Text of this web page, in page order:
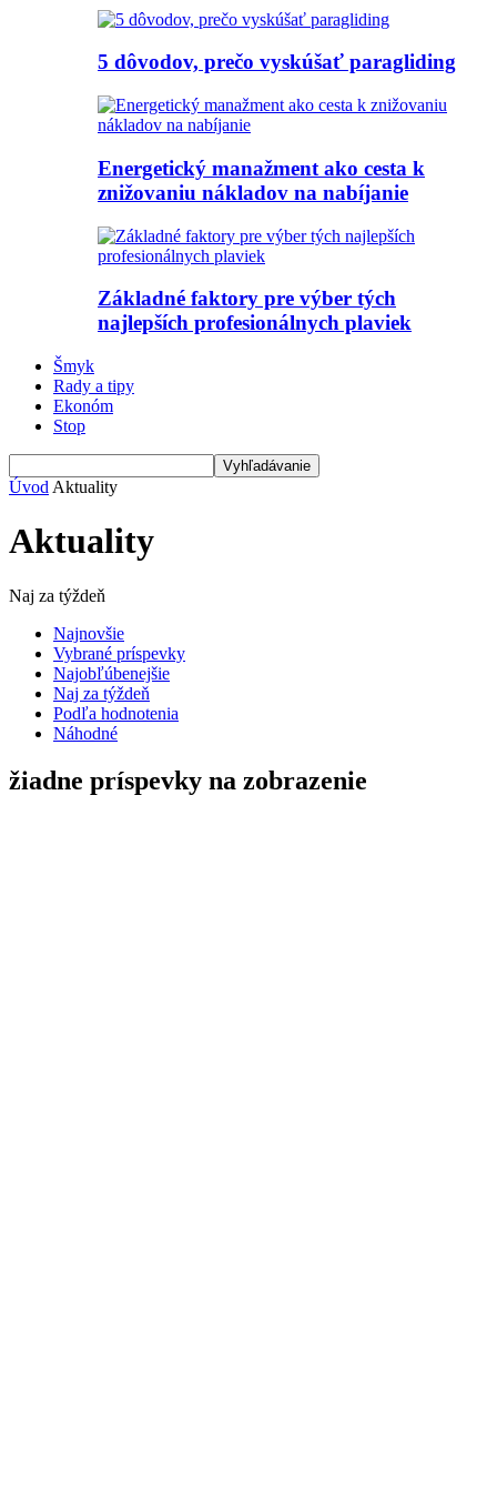
5 dôvodov, prečo vyskúšať paragliding
Energetický manažment ako cesta k
znižovaniu nákladov na nabíjanie
Základné faktory pre výber tých
najlepších profesionálnych plaviek
Šmyk
Rady a tipy
Ekonóm
Stop
Úvod Aktuality
Aktuality
Naj za týždeň
Najnovšie
Vybrané príspevky
Najobľúbenejšie
Naj za týždeň
Podľa hodnotenia
Náhodné
žiadne príspevky na zobrazenie